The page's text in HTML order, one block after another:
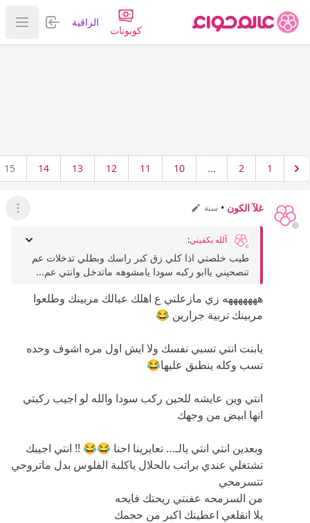
كوبونات
الراقية تسجيل
عرض
1
2
...
10
11
12
13
14
15
غلآ الكون • سنة عرض
آلله يكفيني:
طيب خلصتي اذا كلي زق كبر راسك وبطلي تدخلات عم
تنصحيني ياابو ركبه سودا يامشوهه ماتدخل وانتي عم...
هههههههه زي مازعلتي ع اهلك عبالك مربينك وطلعوا
مربينك تربية جرارين 😂
يابنت انتي تسبي نفسك ولا ايش اول مره اشوف وحده
تسب وكله ينطبق عليها😂
انتي وين عايشه للحين ركب سودا والله لو اجيب ركبتي
انها ابيض من وجهك
وبعدين انتي انتي يالـ… تعايرينا احنا 😂😂 !! انتي اجيبك
تشتغلي عندي براتب بالحلال ياكلبة الفلوس بدل ماتروحي
تتسرمحي
من السرمحه عفنتي ريحتك فايحه
يلا انقلعي اعطيتك اكبر من حجمك